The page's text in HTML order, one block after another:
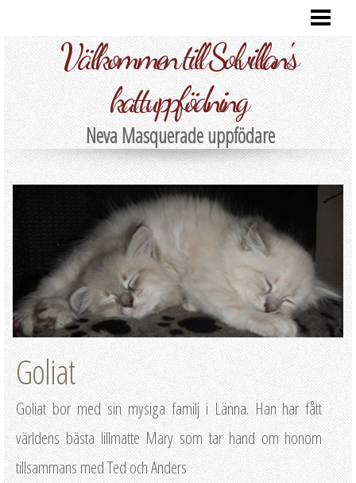
VÅRA KATTER
FOTO
KULLAR
INFORMATION
KONTAKT
Välkommen till Solvillan's
kattuppfödning
Neva Masquerade uppfödare
Goliat
Goliat bor med sin mysiga familj i Länna. Han har fått
världens bästa lillmatte Mary som tar hand om honom
tillsammans med Ted och Anders